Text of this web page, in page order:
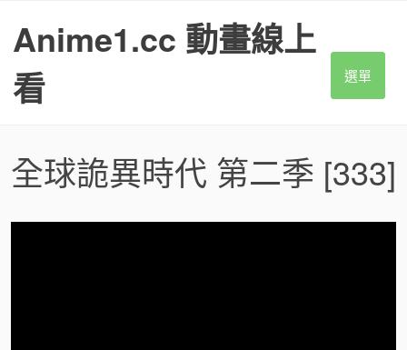
Anime1.cc 動畫線上
看
選單
全球詭異時代 第二季 [333]